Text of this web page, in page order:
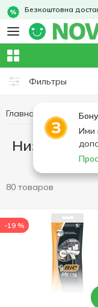
Безкоштовна
Фильтры
Ими
Главная Низкоцены
Низкоцены
80 товаров
-19 %